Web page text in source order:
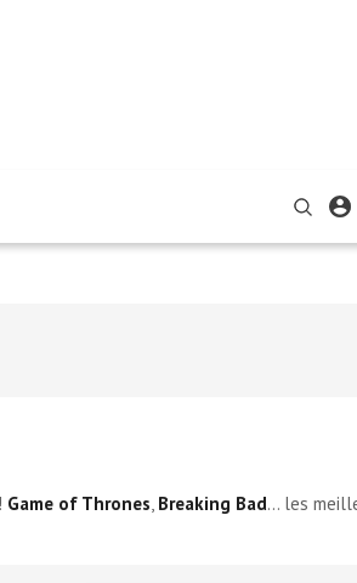
Game of Thrones, Breaking Bad... les